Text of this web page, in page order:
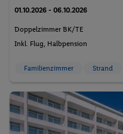
01.10.2026 - 06.10.2026
Doppelzimmer BK/TE
Inkl. Flug, Halbpension
Familienzimmer Strand